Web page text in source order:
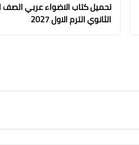
تحميل كتاب الاضواء عربي الصف
الثانوي الترم الاول 2027